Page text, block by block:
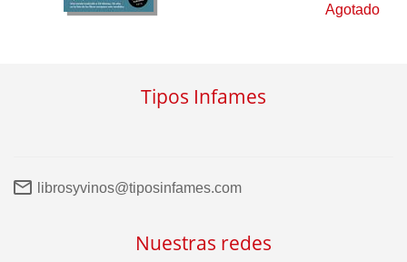
Agotado
Tipos Infames
librosyvinos@tiposinfames.com
Nuestras redes